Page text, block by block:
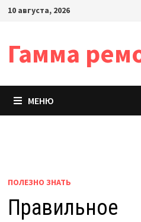
Перейти
10 августа, 2026
Гамма
МЕНЮ
ПОЛЕЗНО ЗНАТЬ
Правильное